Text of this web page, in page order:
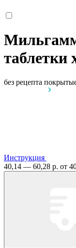
таблетки
без рецепта
Инструкция
40,14 — 60,28 р. от